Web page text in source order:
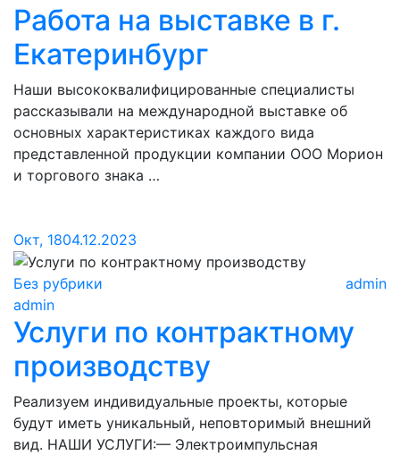
Работа на выставке в г.
Екатеринбург
Наши высококвалифицированные специалисты
рассказывали на международной выставке об
основных характеристиках каждого вида
представленной продукции компании ООО Морион
и торгового знака …
Окт, 1804.12.2023
Без рубрики
admin
admin
Услуги по контрактному
производству
Реализуем индивидуальные проекты, которые
будут иметь уникальный, неповторимый внешний
вид. НАШИ УСЛУГИ:— Электроимпульсная